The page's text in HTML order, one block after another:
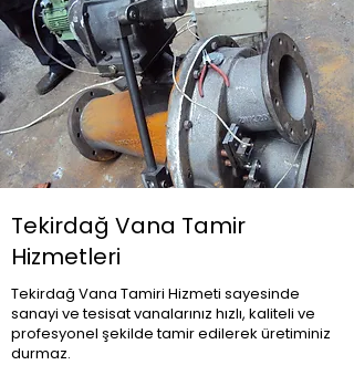
Tekirdağ Vana Tamir
Hizmetleri
Tekirdağ Vana Tamiri Hizmeti sayesinde
sanayi ve tesisat vanalarınız hızlı, kaliteli ve
profesyonel şekilde tamir edilerek üretiminiz
durmaz.